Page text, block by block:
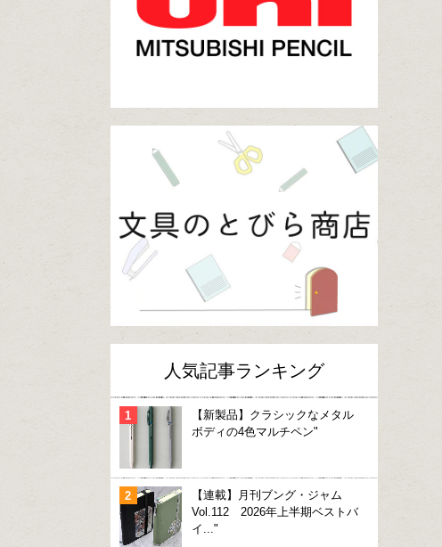
人気記事ランキング
【新製品】クラシックなメタル
ボディの4色マルチペン"
【連載】月刊ブング・ジャム
Vol.112 2026年上半期ベストバ
イ..."